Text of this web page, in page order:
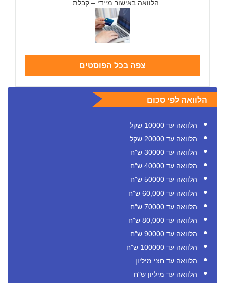
הלוואה באישור מיידי – קבלת...
צפה בכל הפוסטים
הלוואה לפי סכום
הלוואה עד 10000 שקל
הלוואה עד 20000 שקל
הלוואה עד 30000 ש"ח
הלוואה עד 40000 ש"ח
הלוואה עד 50000 ש"ח
הלוואה עד 60,000 ש"ח
הלוואה עד 70000 ש"ח
הלוואה עד 80,000 ש"ח
הלוואה עד 90000 ש"ח
הלוואה עד 100000 ש"ח
הלוואה עד חצי מיליון
הלוואה עד מיליון ש"ח